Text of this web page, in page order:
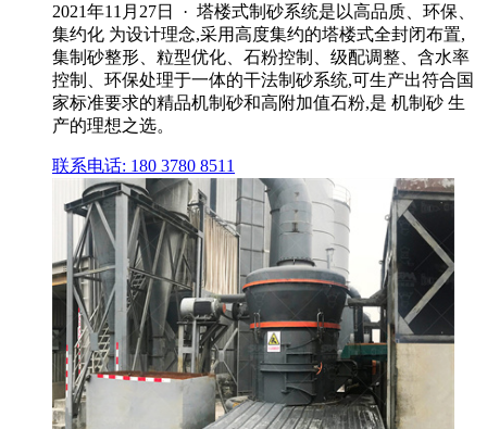
2021年11月27日 · 塔楼式制砂系统是以高品质、环保、
集约化 为设计理念,采用高度集约的塔楼式全封闭布置,
集制砂整形、粒型优化、石粉控制、级配调整、含水率
控制、环保处理于一体的干法制砂系统,可生产出符合国
家标准要求的精品机制砂和高附加值石粉,是 机制砂 生
产的理想之选。
联系电话: 180 3780 8511